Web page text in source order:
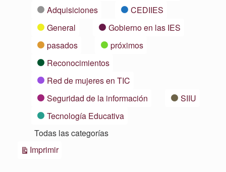
Adquisiciones
CEDIIES
General
Gobierno en las IES
pasados
próximos
Reconocimientos
Red de mujeres en TIC
Seguridad de la información
SIIU
Tecnología Educativa
Todas las categorías
ImprimirVistas